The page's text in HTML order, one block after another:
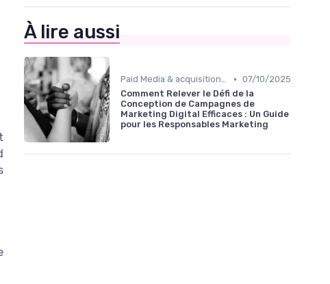
À lire aussi
Paid Media & acquisition multicanale • 07/10/2025
Comment Relever le Défi de la
Conception de Campagnes de
Marketing Digital Efficaces : Un Guide
pour les Responsables Marketing